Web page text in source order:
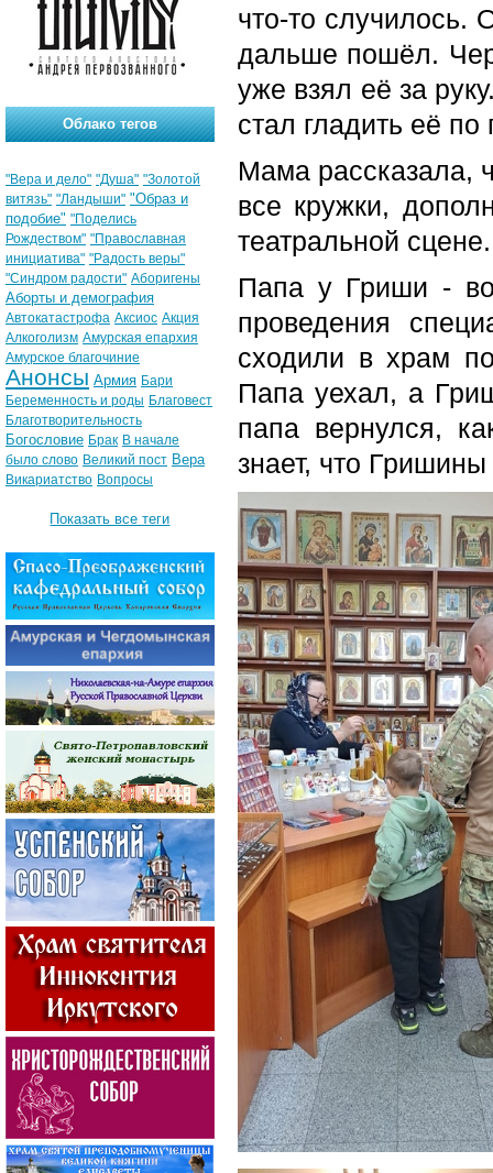
что-то случилось.
дальше пошёл.
уже взял её за
стал гладить её
Мама рассказала,
все кружки,
театральной
Папа у Гриши -
проведения
сходили в храм
Папа уехал, а
папа вернулся,
знает, что
Облако тегов
"Вера и дело" "Душа" "Золотой
витязь" "Ландыши" "Образ и
подобие" "Поделись
Рождеством" "Православная
инициатива" "Радость веры"
"Синдром радости" Аборигены
Аборты и демография
Автокатастрофа Аксиос Акция
Алкоголизм Амурская епархия
Амурское благочиние
Анонсы Армия Бари
Беременность и роды Благовест
Благотворительность
Богословие Брак В начале
было слово Великий пост Вера
Викариатство Вопросы
Показать все теги